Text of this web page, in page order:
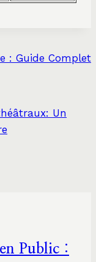
: Guide Complet
Un
Public :